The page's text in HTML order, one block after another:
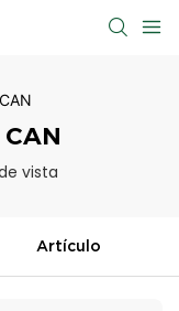
vista
Artículo